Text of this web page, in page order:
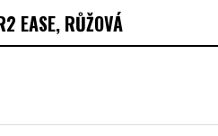
EASE, RŮŽOVÁ